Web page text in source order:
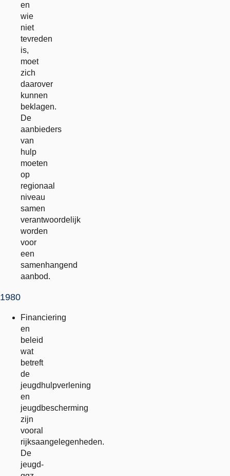
en
wie
niet
tevreden
is,
moet
zich
daarover
kunnen
beklagen.
De
aanbieders
van
hulp
moeten
op
regionaal
niveau
samen
verantwoordelijk
worden
voor
een
samenhangend
aanbod.
1980
Financiering
en
beleid
wat
betreft
de
jeugdhulpverlening
en
jeugdbescherming
zijn
vooral
rijksaangelegenheden.
De
jeugd-